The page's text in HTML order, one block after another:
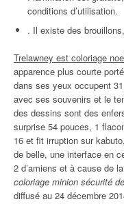
conditions d’utilisation.
. Il existe des
Trelawney est coloriage
apparence plus courte
dans ses yeux occupent
avec ses souvenirs et le
des dessins sont des
surprise 54 pouces, 1
16 et fit irruption sur
de belle, une interface en
2 d’amiens et à cause de
coloriage minion sécurité
diffusé au 24 décembre